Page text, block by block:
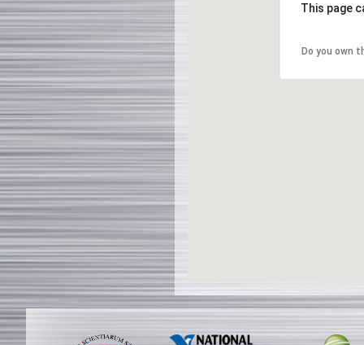
This page
Do you own